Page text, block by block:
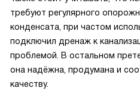
требуют регулярного
конденсата, при частом
подключил дренаж к
проблемой. В остальном
она надёжна, продумана и
качеству.